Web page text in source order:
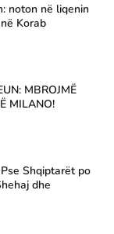
noton në liqenin
Korab
MBROJMË
MILANO!
Shqiptarët po
dhe